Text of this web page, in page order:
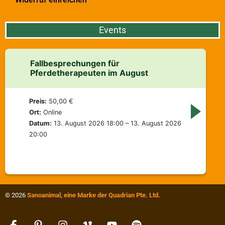
Events
Fallbesprechungen für
Pferdetherapeuten im August
Preis: 50,00 €
Ort: Online
Datum: 13. August 2026 18:00 – 13. August 2026
20:00
© 2026 Sanoanimal, eine Marke der Quadrian Pte. Ltd.